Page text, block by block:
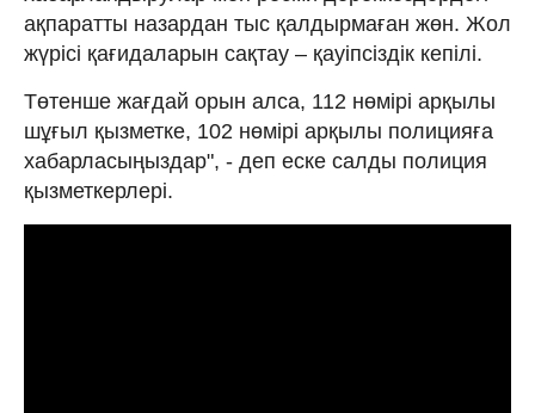
ақпаратты назардан тыс қалдырмаған жөн. Жол
жүрісі қағидаларын сақтау – қауіпсіздік кепілі.
Төтенше жағдай орын алса, 112 нөмірі арқылы
шұғыл қызметке, 102 нөмірі арқылы полицияға
хабарласыңыздар", - деп еске салды полиция
қызметкерлері.